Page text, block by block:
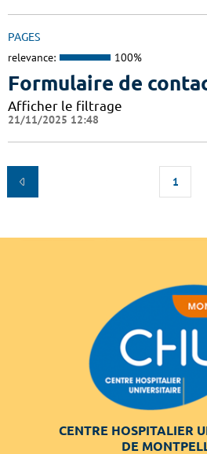
PAGES
relevance: 100%
Formulaire de
Afficher le filtrage
21/11/2025 12:48
1
CENTRE HOSPITALIER
DE